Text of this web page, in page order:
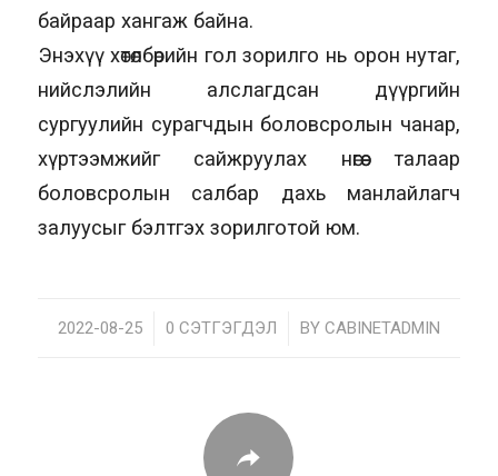
байраар хангаж байна.
Энэхүү хөтөлбөрийн гол зорилго нь орон нутаг,
нийслэлийн алслагдсан дүүргийн
сургуулийн сурагчдын боловсролын чанар,
хүртээмжийг сайжруулах нөгөө талаар
боловсролын салбар дахь манлайлагч
залуусыг бэлтгэх зорилготой юм.
2022-08-25
/ 0 СЭТГЭГДЭЛ
/ BY CABINETADMIN